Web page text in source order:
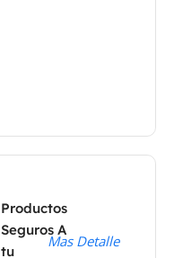
Productos
Seguros A
tu
Mas Detalle